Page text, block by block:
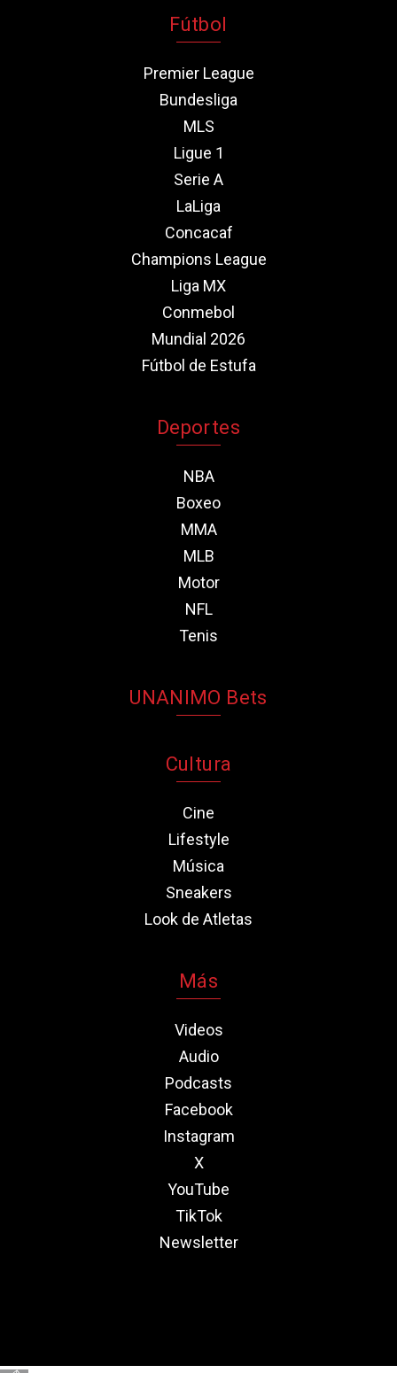
Fútbol
Premier League
Bundesliga
MLS
Ligue 1
Serie A
LaLiga
Concacaf
Champions League
Liga MX
Conmebol
Mundial 2026
Fútbol de Estufa
Deportes
NBA
Boxeo
MMA
MLB
Motor
NFL
Tenis
UNANIMO Bets
Cultura
Cine
Lifestyle
Música
Sneakers
Look de Atletas
Más
Videos
Audio
Podcasts
Facebook
Instagram
X
YouTube
TikTok
Newsletter